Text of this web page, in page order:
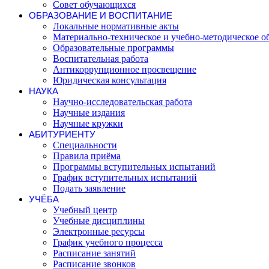
Совет обучающихся
ОБРАЗОВАНИЕ И ВОСПИТАНИЕ
Локальные нормативные акты
Материально-техническое и учебно-методическое
Образовательные программы
Воспитательная работа
Антикоррупционное просвещение
Юридическая консультация
НАУКА
Научно-исследовательская работа
Научные издания
Научные кружки
АБИТУРИЕНТУ
Специальности
Правила приёма
Программы вступительных испытаний
График вступительных испытаний
Подать заявление
УЧЁБА
Учебный центр
Учебные дисциплины
Электронные ресурсы
График учебного процесса
Расписание занятий
Расписание звонков